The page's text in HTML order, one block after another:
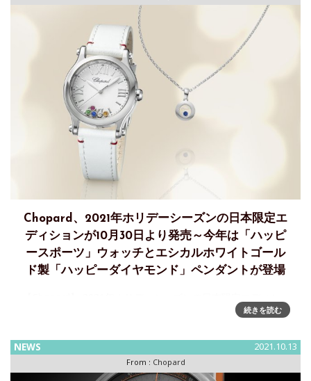
Chopard、2021年ホリデーシーズンの日本限定エ
ディションが10月30日より発売～今年は「ハッピ
ースポーツ」ウォッチとエシカルホワイトゴール
ド製「ハッピーダイヤモンド」ペンダントが登場
ンが10月30日(土)より発売～今年は「ハッピースポーツ」ウ
ド」ペンダントが登場毎年、ショパールでは、ホリデーシ
続きを読む
NEWS 2021.10.13
From : Chopard